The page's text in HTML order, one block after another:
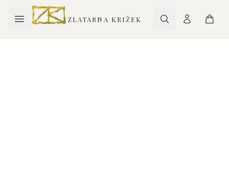
ZLATARNA KRIŽEK